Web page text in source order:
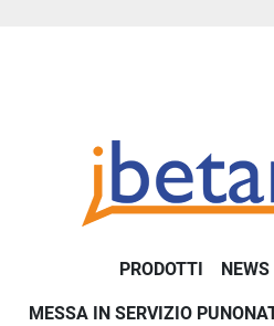
PRODOTTI NEWS
MESSA IN SERVIZIO